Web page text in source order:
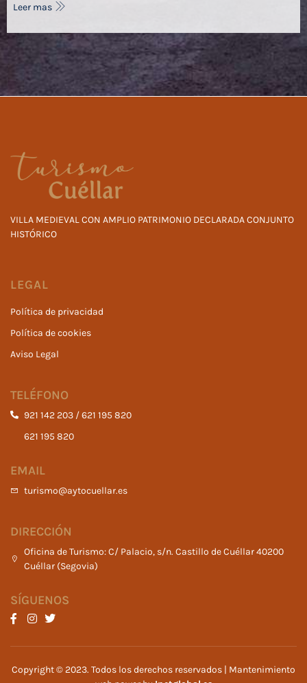
Leer mas
VILLA MEDIEVAL CON AMPLIO PATRIMONIO DECLARADA CONJUNTO
HISTÓRICO
LEGAL
Política de privacidad
Política de cookies
Aviso Legal
TELÉFONO
921 142 203 / 621 195 820
621 195 820
EMAIL
turismo@aytocuellar.es
DIRECCIÓN
Oficina de Turismo: C/ Palacio, s/n. Castillo de Cuéllar 40200
Cuéllar (Segovia)
SÍGUENOS
Copyright © 2023. Todos los derechos reservados | Mantenimiento